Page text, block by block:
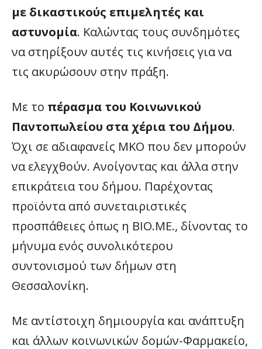
με δικαστικούς επιμελητές και
αστυνομία. Καλώντας τους συνδημότες
να στηρίξουν αυτές τις κινήσεις για να
τις ακυρώσουν στην πράξη.
Με το πέρασμα του Κοινωνικού
Παντοπωλείου στα χέρια του Δήμου.
Όχι σε αδιαφανείς ΜΚΟ που δεν μπορούν
να ελεγχθούν. Ανοίγοντας και άλλα στην
επικράτεια του δήμου. Παρέχοντας
προϊόντα από συνεταιριστικές
προσπάθειες όπως η ΒΙΟ.ΜΕ., δίνοντας το
μήνυμα ενός συνολικότερου
συντονισμού των δήμων στη
Θεσσαλονίκη.
Με αντίστοιχη δημιουργία και ανάπτυξη
και άλλων κοινωνικών δομών-Φαρμακείο,